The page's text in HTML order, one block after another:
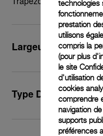
Largeur De Boucle
Type De Boucle
technologies
prestation
utilisons
compris la
(pour plus
le site
d'utilisation
cookies
comprendre
navigation
supports
préférences